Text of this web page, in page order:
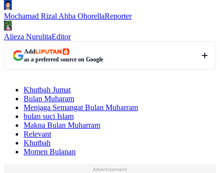
Mochamad Rizal Ahba OhorellaReporter
Alieza NurulitaEditor
Add
as a preferred source on Google
Khutbah Jumat
Bulan Muharam
Menjaga Semangat Bulan Muharram
bulan suci Islam
Makna Bulan Muharram
Relevant
Khutbah
Momen Bulanan
Advertisement